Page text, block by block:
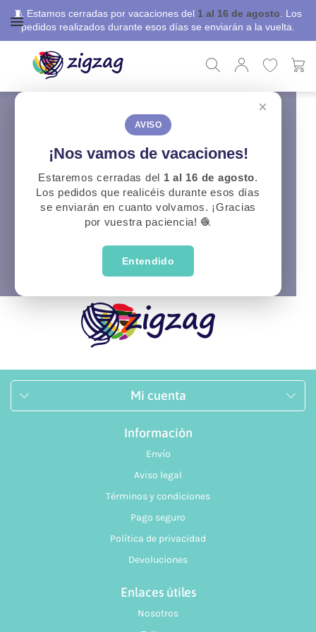
🧵 Estamos cerradas por vacaciones del 1 al 16 de agosto . Los
pedidos realizados durante esos días se enviarán a la vuelta.
×
AVISO
¡Nos vamos de vacaciones!
Estaremos cerradas del 1 al 16 de agosto.
Los pedidos que realicéis durante esos días
se enviarán en cuanto volvamos. ¡Gracias
por vuestra paciencia! 🧶
Entendido
Cintas y bies
Lamentamos las molestias.
Realice una nueva búsqueda sobre su interés
Mi cuenta
Información
Envío
Aviso legal
Términos y condiciones
Pago seguro
Política de privacidad
Devoluciones
Enlaces útiles
Nosotros